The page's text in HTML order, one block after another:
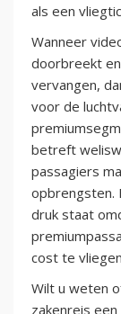
als een
Wanneer
doorbreekt
vervangen,
voor de
betreft
passagiers
opbrengsten.
druk staat
cost te
Wilt u weten
zakenreis